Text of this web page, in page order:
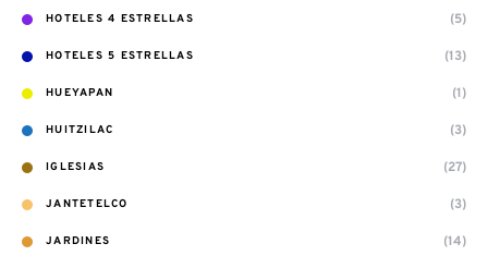
HOTELES 4 ESTRELLAS (5)
HOTELES 5 ESTRELLAS (13)
HUEYAPAN (1)
HUITZILAC (3)
IGLESIAS (27)
JANTETELCO (3)
JARDINES (14)